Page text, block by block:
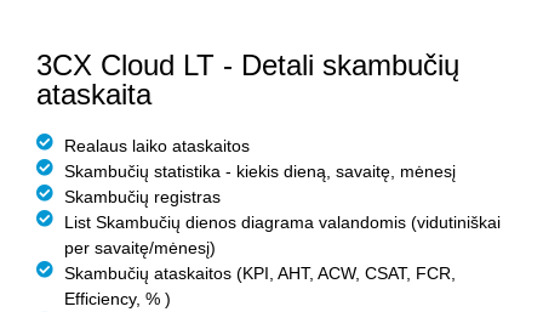
3CX Cloud LT - Detali skambučių
ataskaita
Realaus laiko ataskaitos​
Skambučių statistika​ - kiekis dieną, savaitę, mėnesį
Skambučių registras
List Skambučių dienos diagrama valandomis (vidutiniškai
per savaitę/mėnesį)
Skambučių ataskaitos (KPI, AHT, ACW, CSAT, FCR,
Efficiency, % )